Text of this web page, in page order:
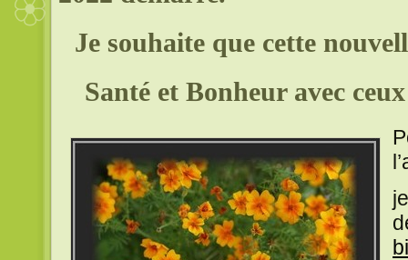
Je souhaite que cette
Santé et Bonheur avec